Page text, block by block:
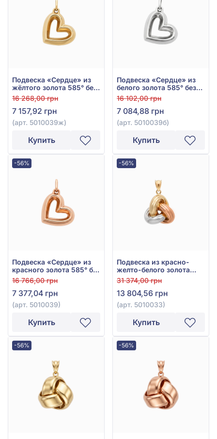
Подвеска «Сердце» из
жёлтого золота 585° без
вставки, арт. 5010039ж
16 268,00 грн
7 157,92 грн
(арт. 5010039ж)
Купить
Подвеска «Сердце» из
белого золота 585° без
вставки, арт. 5010039б
16 102,00 грн
7 084,88 грн
(арт. 5010039б)
Купить
-56%
Подвеска «Сердце» из
красного золота 585° без
вставки, арт. 5010039
16 766,00 грн
7 377,04 грн
(арт. 5010039)
Купить
-56%
Подвеска из красно-
желто-белого золота
585° без вставки, арт.
5010033
31 374,00 грн
13 804,56 грн
(арт. 5010033)
Купить
-56% -56%